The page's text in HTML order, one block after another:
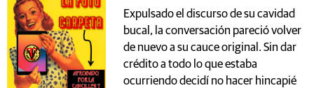
Expulsado el discurso de su cavidad
bucal, la conversación pareció volver
de nuevo a su cauce original. Sin dar
crédito a todo lo que estaba
ocurriendo decidí no hacer hincapié